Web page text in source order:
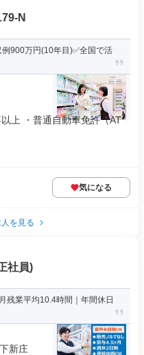
N
900万円(10年目)✅全国で活
上 ・普通自動車免許（AT
気になる
を見る
社員)
残業平均10.4時間｜年間休日
新庄